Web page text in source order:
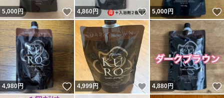
5,000円 いいね！
4,860円 いいね！
5,000円
4,980円 いいね！
4,999円 いいね！
4,880円